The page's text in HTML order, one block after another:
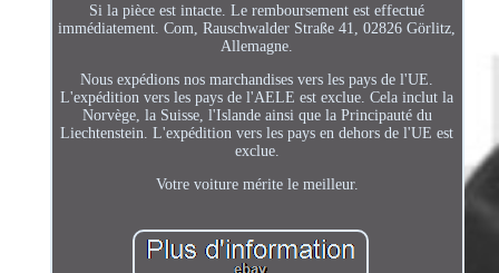
Si la pièce est intacte. Le remboursement est effectué
immédiatement. Com, Rauschwalder Straße 41, 02826 Görlitz,
Allemagne.
Nous expédions nos marchandises vers les pays de l'UE.
L'expédition vers les pays de l'AELE est exclue. Cela inclut la
Norvège, la Suisse, l'Islande ainsi que la Principauté du
Liechtenstein. L'expédition vers les pays en dehors de l'UE est
exclue.
Votre voiture mérite le meilleur.